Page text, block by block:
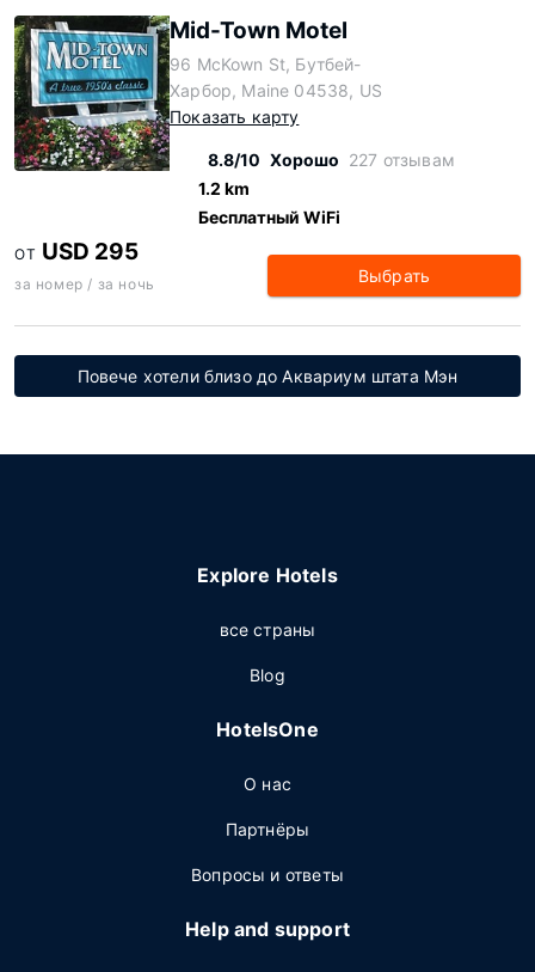
Mid-Town Motel
96 McKown St, Бутбей-
Харбор, Maine 04538, US
Показать карту
8.8/10 Хорошо 227 отзывам
1.2 km
Бесплатный WiFi
ОТ USD 295
за номер / за ночь Выбрать
Повече хотели близо до Аквариум штата Мэн
Explore Hotels
все страны
Blog
HotelsOne
О нас
Партнёры
Вопросы и ответы
Help and support